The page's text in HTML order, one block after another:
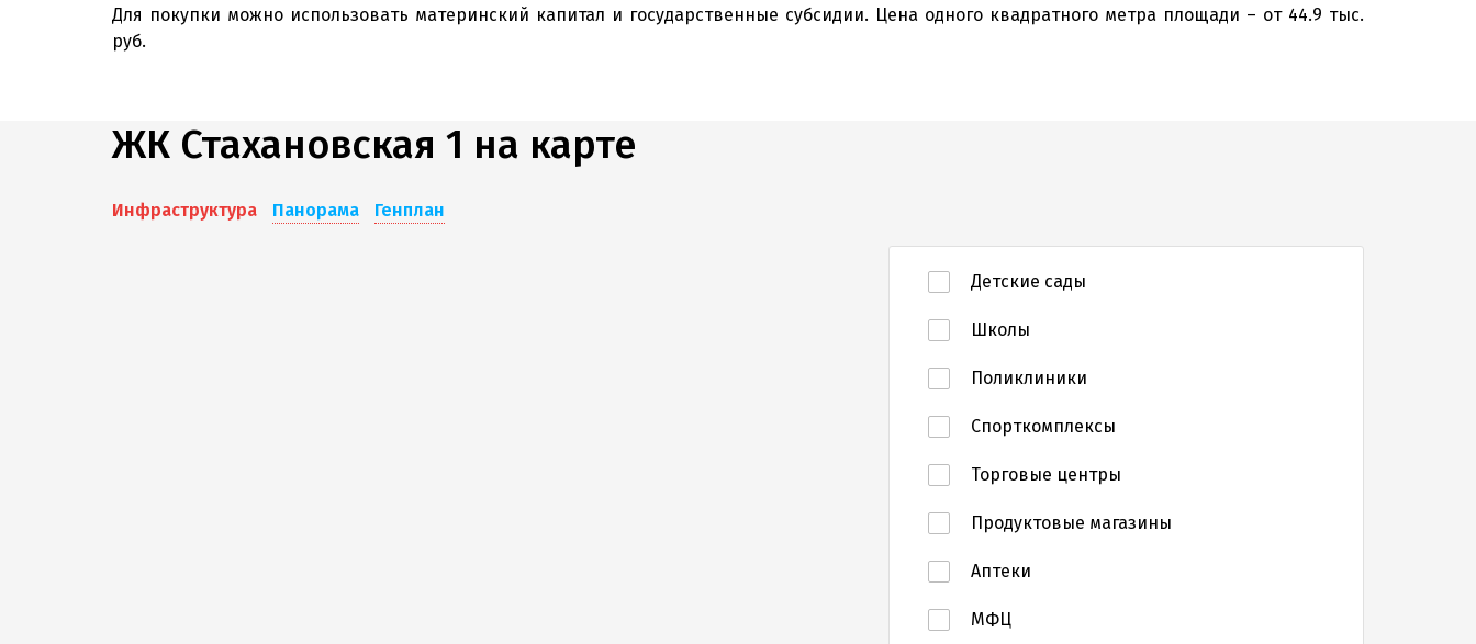
Для покупки можно использовать материнский капитал и государственные субсидии. Цена одного квадратного метра площади – от 44.9 тыс.
руб.
ЖК Стахановская 1 на карте
Инфраструктура Панорама Генплан
Детские сады
Школы
Поликлиники
Спорткомплексы
Торговые центры
Продуктовые магазины
Аптеки
МФЦ